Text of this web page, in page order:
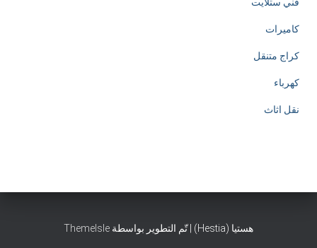
كاميرات
كراج متنقل
كهرباء
نقل اثاث
هستيا (Hestia) | تّم التطوير بواسطة ThemeIsle